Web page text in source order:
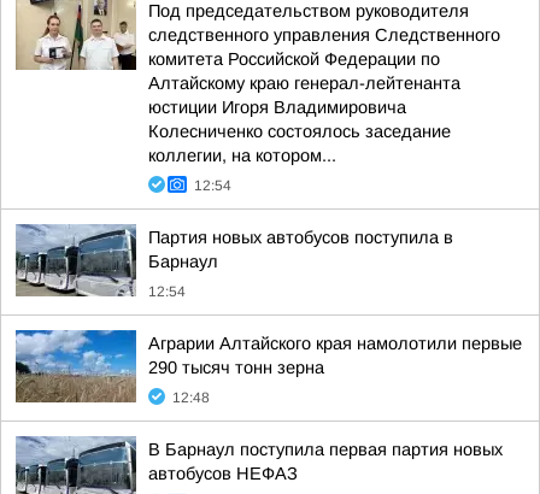
Под председательством руководителя
следственного управления Следственного
комитета Российской Федерации по
Алтайскому краю генерал-лейтенанта
юстиции Игоря Владимировича
Колесниченко состоялось заседание
коллегии, на котором...
12:54
Партия новых автобусов поступила в
Барнаул
12:54
Аграрии Алтайского края намолотили первые
290 тысяч тонн зерна
12:48
В Барнаул поступила первая партия новых
автобусов НЕФАЗ